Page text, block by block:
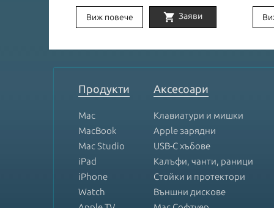
Виж повече shopping_cart Заяви
1
Продукти
Mac
MacBook
Mac Studio
iPad
iPhone
Watch
Аксесоари
Клавиатури и мишки
Apple зарядни
USB-C хъбове
Калъфи, чанти, раници
Стойки и протектори
Външни дискове